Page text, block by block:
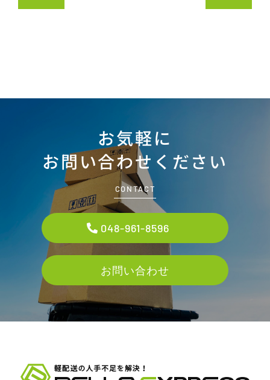
お気軽に
お問い合わせください
CONTACT
048-961-8596
お問い合わせ